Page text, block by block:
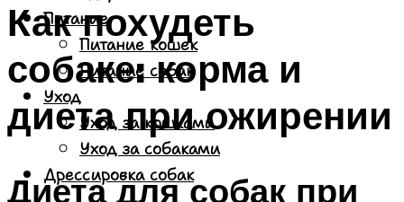
Питание
Питание кошек
Питание собак
Уход
Уход за кошками
Уход за собаками
Дрессировка собак
Как похудеть
собаке: корма и
диета при ожирении
Диета для собак при